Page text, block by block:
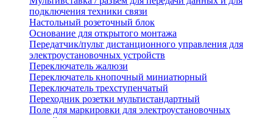
подключения техники связи
Настольный розеточный блок
Основание для открытого монтажа
Передатчик/пульт дистанционного управления для
электроустановочных устройств
Переключатель жалюзи
Переключатель кнопочный миниатюрный
Переключатель трехступенчатый
Переходник розетки мультистандартный
Поле для маркировки для электроустановочных